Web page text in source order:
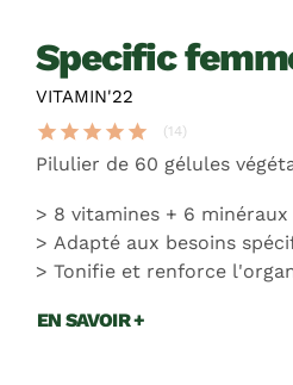
specific
VITAMIN'22
star star star star star (14)
Pilulier de 60 gélules
8 vitamines + 6
Adapté aux besoins
Tonifie et renforce
EN SAVOIR +